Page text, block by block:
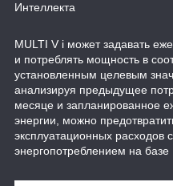
Интеллекта
MULTI V i может задавать
и потреблять мощность в
установленным целевым
анализируя предыдущее
месяце и запланированное
энергии, можно
эксплуатационных
энергопотреблением на